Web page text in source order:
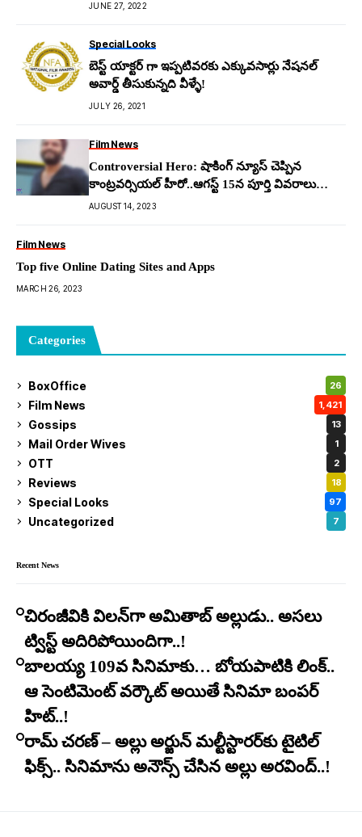
JUNE 27, 2022
Special Looks
బెస్ట్ యాక్టర్ గా ఇప్పటివరకు ఎక్కువసార్లు నేషనల్
అవార్డ్ తీసుకున్నది వీళ్ళే!
JULY 26, 2021
Film News
Controversial Hero: షాకింగ్ న్యూస్ చెప్పిన
కాంట్ర‌వ‌ర్సియ‌ల్ హీరో..ఆగ‌స్ట్ 15న పూర్తి వివ‌రాలు
చెబుతానంటూ ట్వీట్
AUGUST 14, 2023
Film News
Top five Online Dating Sites and Apps
MARCH 26, 2023
Categories
BoxOffice 26
Film News 1,421
Gossips 13
Mail Order Wives 1
OTT 2
Reviews 18
Special Looks 97
Uncategorized 7
Recent News
చిరంజీవికి విలన్‌గా అమితాబ్ అల్లుడు.. అసలు
ట్విస్ట్ అదిరిపోయిందిగా..!
బాలయ్య 109వ సినిమాకు… బోయపాటికి లింక్..
ఆ సెంటిమెంట్ వర్కౌట్ అయితే సినిమా బంపర్
హిట్..!
రామ్ చరణ్ – అల్లు అర్జున్ మల్టీస్టారర్​కు టైటిల్
ఫిక్స్.. సినిమాను అనౌన్స్ చేసిన అల్లు అరవింద్..!